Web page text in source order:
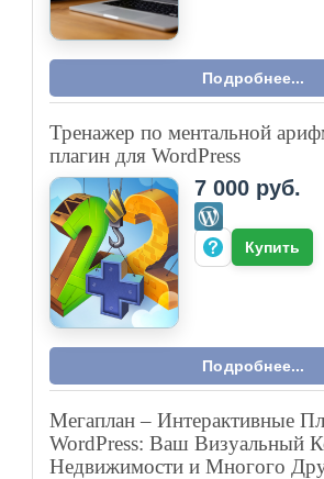
Подробнее...
Тренажер по ментальной
плагин для WordPress
7 000 руб.
Купить
Подробнее...
Мегаплан – Интерактивные
WordPress: Ваш Визуальный
Недвижимости и Многого